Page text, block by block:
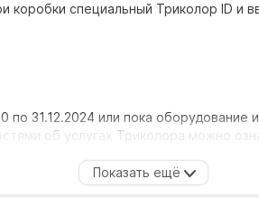
коробки специальный Триколор ID и
31.12.2024 или пока
об услугах Триколора можно
эфирного телевидения высокого